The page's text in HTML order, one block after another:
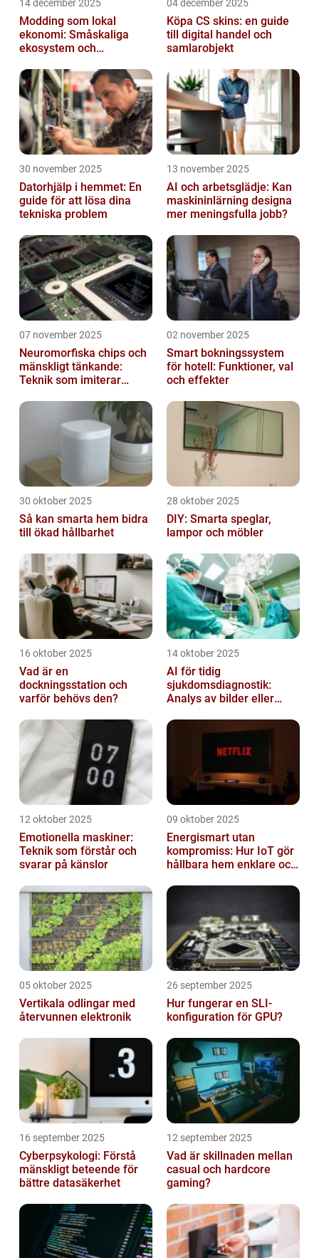
14 december 2025
Modding som lokal
ekonomi: Småskaliga
ekosystem och
04 december 2025
Köpa CS skins: en guide
till digital handel och
samlarobjekt
30 november 2025
Datorhjälp i hemmet: En
guide för att lösa dina
tekniska problem
13 november 2025
AI och arbetsglädje: Kan
maskininlärning designa
mer meningsfulla jobb?
07 november 2025
Neuromorfiska chips och
mänskligt tänkande:
Teknik som imiterar
02 november 2025
Smart bokningssystem
för hotell: Funktioner, val
och effekter
30 oktober 2025
Så kan smarta hem bidra
till ökad hållbarhet
28 oktober 2025
DIY: Smarta speglar,
lampor och möbler
16 oktober 2025
Vad är en
dockningsstation och
varför behövs den?
14 oktober 2025
AI för tidig
sjukdomsdiagnostik:
Analys av bilder eller
12 oktober 2025
Emotionella maskiner:
Teknik som förstår och
svarar på känslor
09 oktober 2025
Energismart utan
kompromiss: Hur IoT gör
hållbara hem enklare och
05 oktober 2025
Vertikala odlingar med
återvunnen elektronik
26 september 2025
Hur fungerar en SLI-
konfiguration för GPU?
16 september 2025
Cyberpsykologi: Förstå
mänskligt beteende för
bättre datasäkerhet
12 september 2025
Vad är skillnaden mellan
casual och hardcore
gaming?